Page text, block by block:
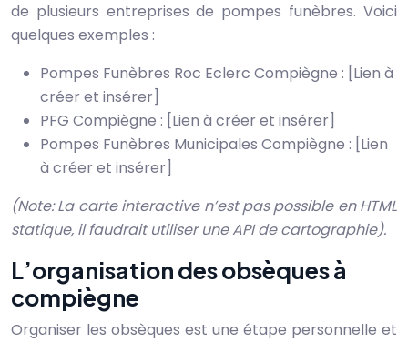
de plusieurs entreprises de pompes funèbres. Voici
quelques exemples :
Pompes Funèbres Roc Eclerc Compiègne : [Lien à
créer et insérer]
PFG Compiègne : [Lien à créer et insérer]
Pompes Funèbres Municipales Compiègne : [Lien
à créer et insérer]
(Note: La carte interactive n’est pas possible en HTML
statique, il faudrait utiliser une API de cartographie).
L’organisation des obsèques à
compiègne
Organiser les obsèques est une étape personnelle et